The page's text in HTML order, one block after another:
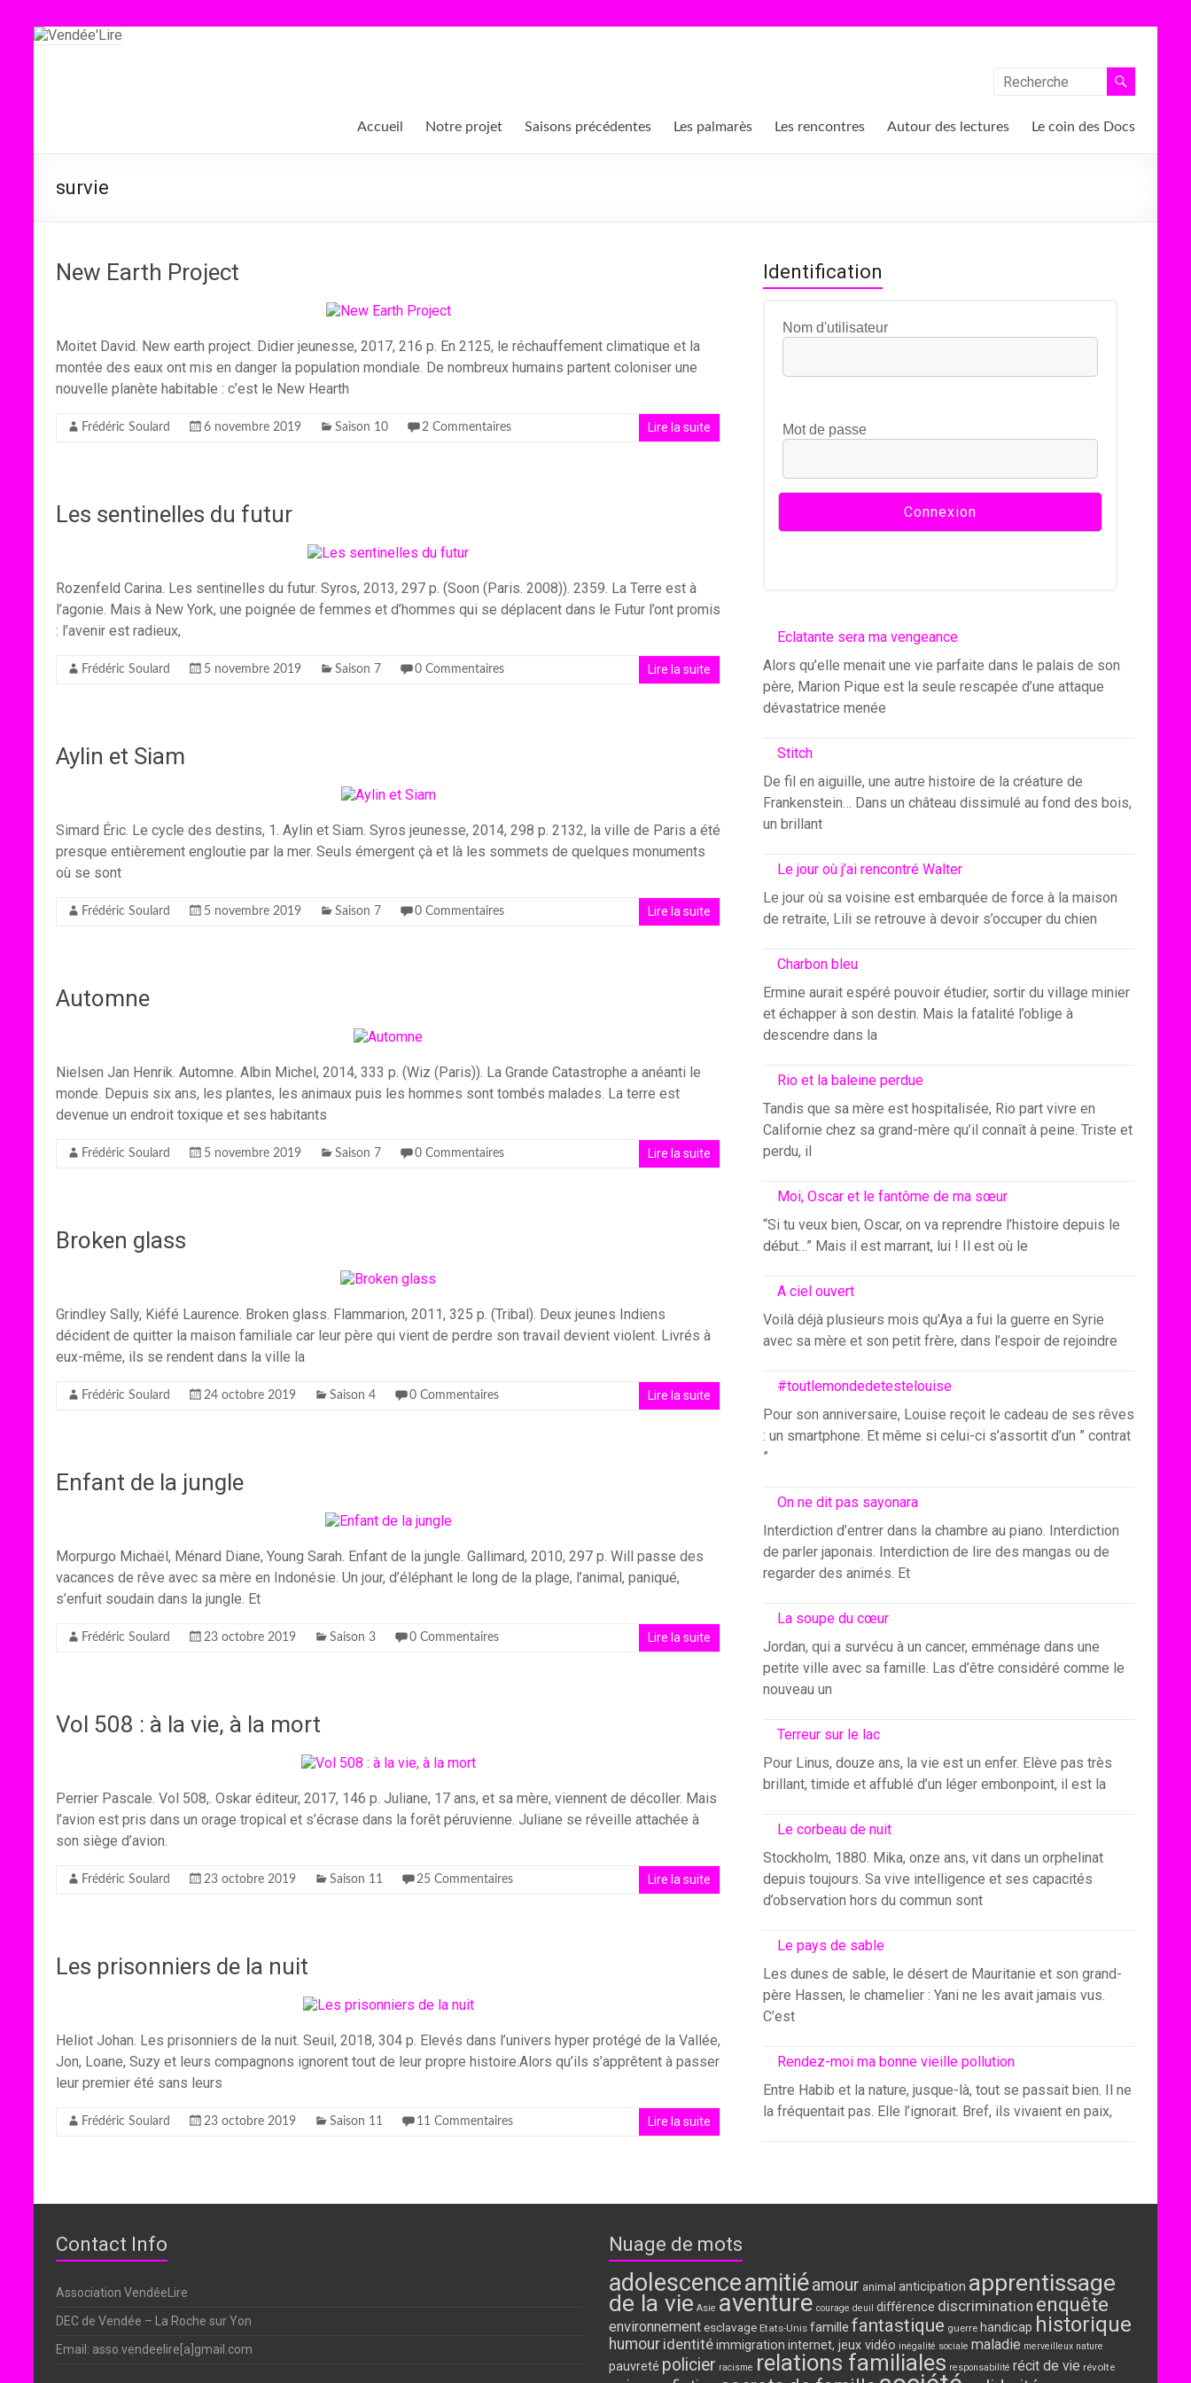
Aller
collégiens
Accueil Notre projet Saisons précédentes Les palmarès Les rencontres Autour des lectures Le coin des Docs
survie
New Earth Project
Moitet David. New earth project. Didier jeunesse, 2017, 216 p. En 2125, le réchauffement climatique et la
montée des eaux ont mis en danger la population mondiale. De nombreux humains partent coloniser une
nouvelle planète habitable : c’est le New Hearth
Frédéric Soulard 6 novembre 2019 Saison 10 2 Commentaires Lire la suite
Les sentinelles du futur
Rozenfeld Carina. Les sentinelles du futur. Syros, 2013, 297 p. (Soon (Paris. 2008)). 2359. La Terre est à
l’agonie. Mais à New York, une poignée de femmes et d’hommes qui se déplacent dans le Futur l’ont promis
: l’avenir est radieux,
Frédéric Soulard 5 novembre 2019 Saison 7 0 Commentaires Lire la suite
Aylin et Siam
Simard Éric. Le cycle des destins, 1. Aylin et Siam. Syros jeunesse, 2014, 298 p. 2132, la ville de Paris a été
presque entièrement engloutie par la mer. Seuls émergent çà et là les sommets de quelques monuments
où se sont
Frédéric Soulard 5 novembre 2019 Saison 7 0 Commentaires Lire la suite
Automne
Nielsen Jan Henrik. Automne. Albin Michel, 2014, 333 p. (Wiz (Paris)). La Grande Catastrophe a anéanti le
monde. Depuis six ans, les plantes, les animaux puis les hommes sont tombés malades. La terre est
devenue un endroit toxique et ses habitants
Frédéric Soulard 5 novembre 2019 Saison 7 0 Commentaires Lire la suite
Broken glass
Grindley Sally, Kiéfé Laurence. Broken glass. Flammarion, 2011, 325 p. (Tribal). Deux jeunes Indiens
décident de quitter la maison familiale car leur père qui vient de perdre son travail devient violent. Livrés à
eux-même, ils se rendent dans la ville la
Frédéric Soulard 24 octobre 2019 Saison 4 0 Commentaires Lire la suite
Enfant de la jungle
Morpurgo Michaël, Ménard Diane, Young Sarah. Enfant de la jungle. Gallimard, 2010, 297 p. Will passe des
vacances de rêve avec sa mère en Indonésie. Un jour, d’éléphant le long de la plage, l’animal, paniqué,
s’enfuit soudain dans la jungle. Et
Frédéric Soulard 23 octobre 2019 Saison 3 0 Commentaires Lire la suite
Vol 508 : à la vie, à la mort
Perrier Pascale. Vol 508,. Oskar éditeur, 2017, 146 p. Juliane, 17 ans, et sa mère, viennent de décoller. Mais
l’avion est pris dans un orage tropical et s’écrase dans la forêt péruvienne. Juliane se réveille attachée à
son siège d’avion.
Frédéric Soulard 23 octobre 2019 Saison 11 25 Commentaires Lire la suite
Les prisonniers de la nuit
Heliot Johan. Les prisonniers de la nuit. Seuil, 2018, 304 p. Elevés dans l’univers hyper protégé de la Vallée,
Jon, Loane, Suzy et leurs compagnons ignorent tout de leur propre histoire.Alors qu’ils s’apprêtent à passer
leur premier été sans leurs
Frédéric Soulard 23 octobre 2019 Saison 11 11 Commentaires Lire la suite
Identification
Nom d'utilisateur
Mot de passe
Eclatante sera ma vengeance
Alors qu’elle menait une vie parfaite dans le palais de son
père, Marion Pique est la seule rescapée d’une attaque
dévastatrice menée
Stitch
De fil en aiguille, une autre histoire de la créature de
Frankenstein… Dans un château dissimulé au fond des bois,
un brillant
Le jour où j’ai rencontré Walter
Le jour où sa voisine est embarquée de force à la maison
de retraite, Lili se retrouve à devoir s’occuper du chien
Charbon bleu
Ermine aurait espéré pouvoir étudier, sortir du village minier
et échapper à son destin. Mais la fatalité l’oblige à
descendre dans la
Rio et la baleine perdue
Tandis que sa mère est hospitalisée, Rio part vivre en
Californie chez sa grand-mère qu’il connaît à peine. Triste et
perdu, il
Moi, Oscar et le fantôme de ma sœur
“Si tu veux bien, Oscar, on va reprendre l’histoire depuis le
début…” Mais il est marrant, lui ! Il est où le
A ciel ouvert
Voilà déjà plusieurs mois qu’Aya a fui la guerre en Syrie
avec sa mère et son petit frère, dans l’espoir de rejoindre
#toutlemondedetestelouise
Pour son anniversaire, Louise reçoit le cadeau de ses rêves
: un smartphone. Et même si celui-ci s’assortit d’un ” contrat
”
On ne dit pas sayonara
Interdiction d’entrer dans la chambre au piano. Interdiction
de parler japonais. Interdiction de lire des mangas ou de
regarder des animés. Et
La soupe du cœur
Jordan, qui a survécu à un cancer, emménage dans une
petite ville avec sa famille. Las d’être considéré comme le
nouveau un
Terreur sur le lac
Pour Linus, douze ans, la vie est un enfer. Elève pas très
brillant, timide et affublé d’un léger embonpoint, il est la
Le corbeau de nuit
Stockholm, 1880. Mika, onze ans, vit dans un orphelinat
depuis toujours. Sa vive intelligence et ses capacités
d’observation hors du commun sont
Le pays de sable
Les dunes de sable, le désert de Mauritanie et son grand-
père Hassen, le chamelier : Yani ne les avait jamais vus.
C’est
Rendez-moi ma bonne vieille pollution
Entre Habib et la nature, jusque-là, tout se passait bien. Il ne
la fréquentait pas. Elle l’ignorait. Bref, ils vivaient en paix,
Contact Info
Association VendéeLire
DEC de Vendée – La Roche sur Yon
Email: asso.vendeelire[a]gmail.com
Nuage de mots
adolescenceamitiéamour animal anticipation apprentissage
de la vie Asie aventure courage deuil différence discrimination enquête
environnementesclavage Etats-Unis famille fantastique guerre handicap historique
humour identitéimmigration internet, jeux vidéo inégalité sociale maladie merveilleux nature
pauvreté policier racisme relations familiales responsabilité récit de vie révolte